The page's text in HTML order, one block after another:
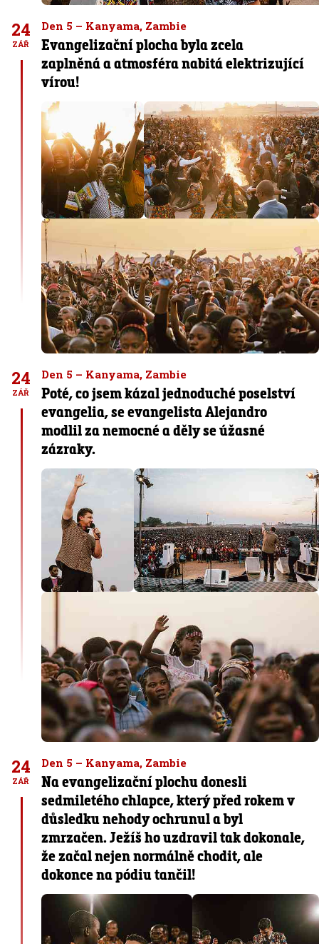
24
ZÁŘ
Den 5 – Kanyama, Zambie
Evangelizační plocha byla zcela
zaplněná a atmosféra nabitá elektrizující
vírou!
24
ZÁŘ
Den 5 – Kanyama, Zambie
Poté, co jsem kázal jednoduché poselství
evangelia, se evangelista Alejandro
modlil za nemocné a děly se úžasné
zázraky.
24
ZÁŘ
Den 5 – Kanyama, Zambie
Na evangelizační plochu donesli
sedmiletého chlapce, který před rokem v
důsledku nehody ochrunul a byl
zmrzačen. Ježíš ho uzdravil tak dokonale,
že začal nejen normálně chodit, ale
dokonce na pódiu tančil!